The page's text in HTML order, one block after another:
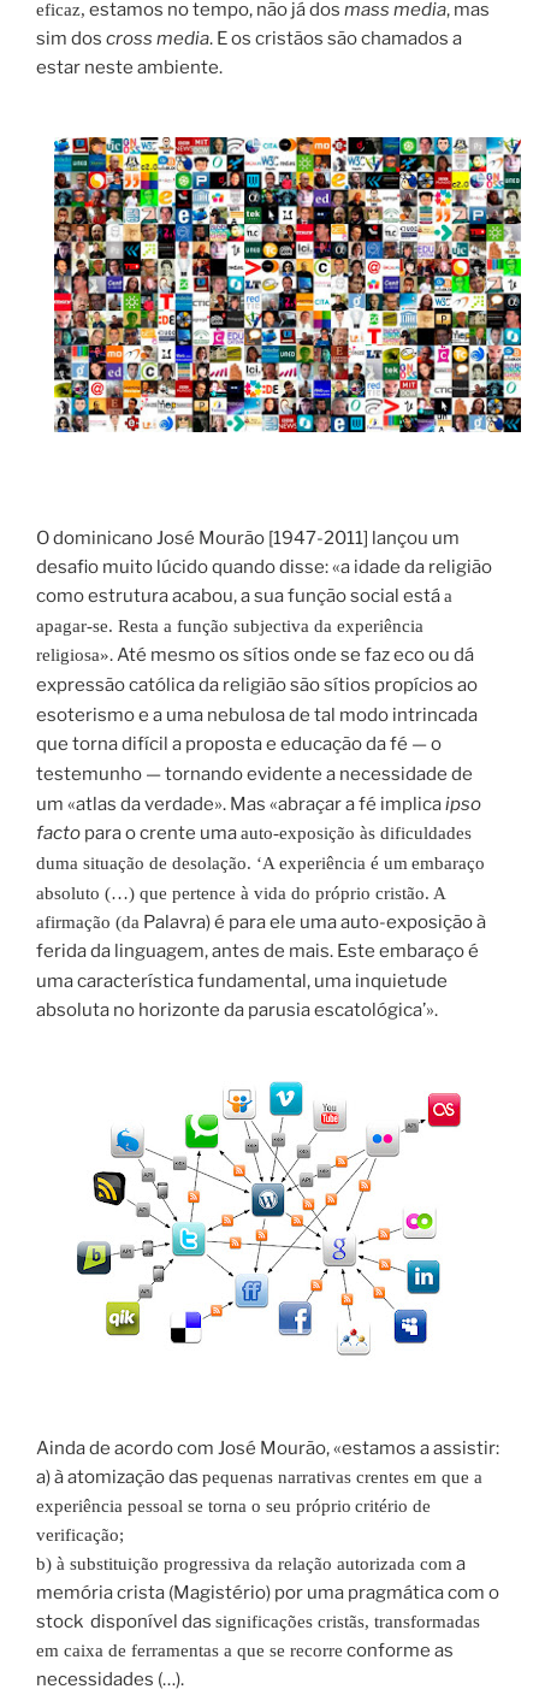
eficaz, estamos no tempo, não já dos mass media, mas
sim dos cross media. E os cristãos são chamados a
estar neste ambiente.
O dominicano José Mourão [1947-2011] lançou um
desafio muito lúcido quando disse: «a idade da religião
como estrutura acabou, a sua função social estáa
apagar-se. Resta a função subjectiva da experiência
religiosa». Até mesmoos sítios onde se faz eco ou dá
expressão católica da religião são sítios propícios ao
esoterismo e a uma nebulosa de tal modo intrincada
que torna difícil a proposta e educação da fé — o
testemunho — tornando evidente a necessidade de
um «atlas da verdade». Mas «abraçar a fé implicaipso
facto para o crente umaauto-exposição às dificuldades
duma situação de desolação. ‘A experiência é um embaraço
absoluto (…) que pertence à vida do próprio cristão. A
afirmação (da Palavra) é para ele uma auto-exposição à
ferida da linguagem, antes de mais. Este embaraço é
uma característica fundamental, uma inquietude
absoluta no horizonte da parusia escatológica’».
Ainda de acordo com José Mourão, «estamos a assistir:
a) à atomização das pequenas narrativas crentes em que a
experiência pessoal se torna o seu próprio critério de
verificação;
b) à substituição progressiva da relação autorizada com a
memória crista (Magistério) por uma pragmática com o
stock disponível das significações cristãs, transformadas
em caixa de ferramentas a que se recorre conforme as
necessidades (…).